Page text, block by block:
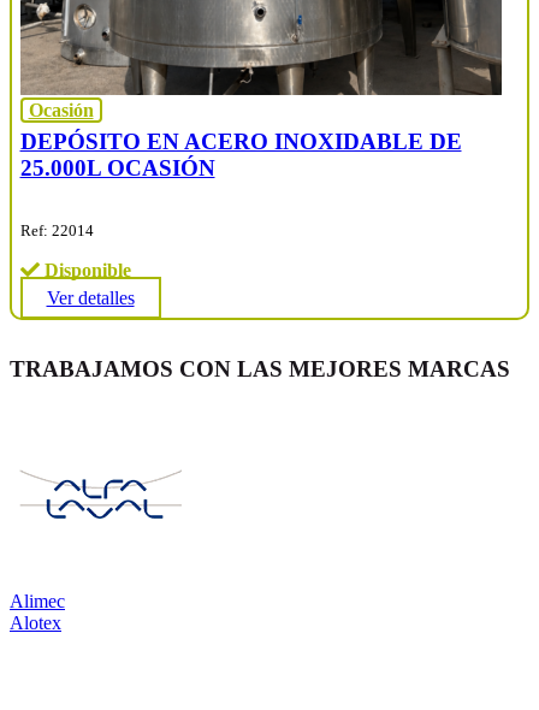
Ocasión
DEPÓSITO EN ACERO INOXIDABLE DE
25.000L OCASIÓN
Ref: 22014
Disponible
Ver detalles
TRABAJAMOS CON LAS MEJORES MARCAS
Alimec
Alotex